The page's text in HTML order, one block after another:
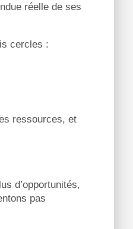
réelle de ses
cercles :
ressources, et
d’opportunités,
pas